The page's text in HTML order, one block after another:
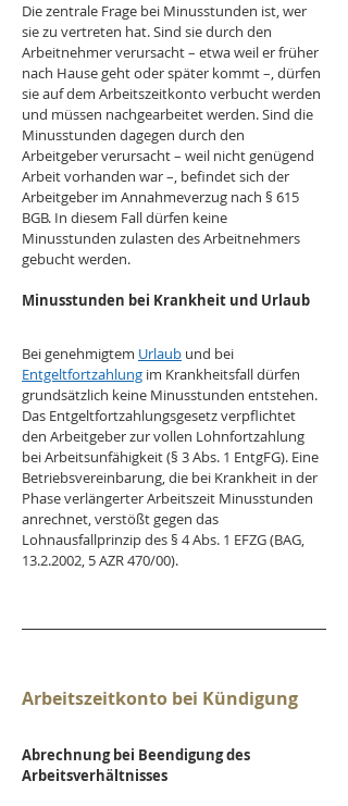
Die zentrale Frage bei Minusstunden ist, wer
sie zu vertreten hat. Sind sie durch den
Arbeitnehmer verursacht – etwa weil er früher
nach Hause geht oder später kommt –, dürfen
sie auf dem Arbeitszeitkonto verbucht werden
und müssen nachgearbeitet werden. Sind die
Minusstunden dagegen durch den
Arbeitgeber verursacht – weil nicht genügend
Arbeit vorhanden war –, befindet sich der
Arbeitgeber im Annahmeverzug nach § 615
BGB. In diesem Fall dürfen keine
Minusstunden zulasten des Arbeitnehmers
gebucht werden.
Minusstunden bei Krankheit und Urlaub
Bei genehmigtem Urlaub und bei
Entgeltfortzahlung im Krankheitsfall dürfen
grundsätzlich keine Minusstunden entstehen.
Das Entgeltfortzahlungsgesetz verpflichtet
den Arbeitgeber zur vollen Lohnfortzahlung
bei Arbeitsunfähigkeit (§ 3 Abs. 1 EntgFG). Eine
Betriebsvereinbarung, die bei Krankheit in der
Phase verlängerter Arbeitszeit Minusstunden
anrechnet, verstößt gegen das
Lohnausfallprinzip des § 4 Abs. 1 EFZG (BAG,
13.2.2002, 5 AZR 470/00).
Arbeitszeitkonto bei Kündigung
Abrechnung bei Beendigung des
Arbeitsverhältnisses